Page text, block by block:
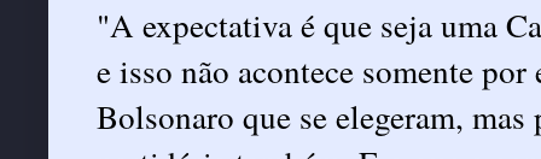
"A expectativa é que seja uma
e isso não acontece somente
Bolsonaro que se elegeram,